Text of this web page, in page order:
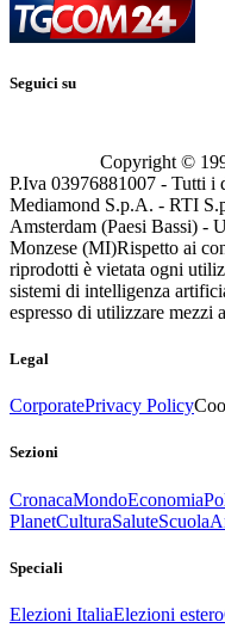
Seguici su
Copyright ©
P.Iva 03976881007 - Tutti i
Mediamond S.p.A. - RTI
Amsterdam (Paesi Bassi) -
Monzese (MI)Rispetto ai
riprodotti è vietata ogni
sistemi di intelligenza
espresso di utilizzare mezzi
Legal
CorporatePrivacy Policy
Sezioni
CronacaMondoEconomia
PlanetCulturaSaluteScuola
Speciali
Elezioni ItaliaElezioni estero